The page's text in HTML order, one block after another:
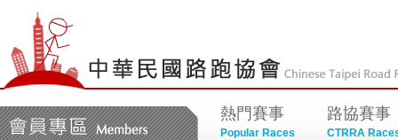
熱門賽事
Popular Races
路協賽事
CTRRA